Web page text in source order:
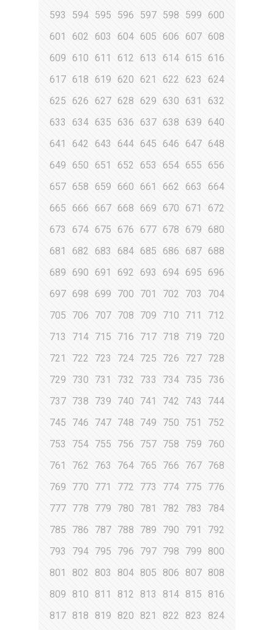
593
594 595 596 597 598 599
600
601
602 603 604 605 606 607 608
609
610 611 612 613 614 615
616
617 618 619 620 621 622 623
624
625
626 627 628 629 630 631
632
633
634 635 636 637 638 639 640
641
642 643 644 645 646 647 648
649
650 651 652 653 654 655 656
657 658 659 660 661 662 663
664
665
666 667 668 669 670 671
672
673
674 675 676 677 678 679
680
681
682 683 684 685 686 687 688
689
690 691 692 693 694 695
696
697 698 699 700 701 702 703
704
705
706 707 708 709 710 711
712
713
714 715 716 717 718 719
720
721
722 723 724 725 726 727 728
729
730 731 732 733 734 735
736
737 738 739 740 741 742 743
744
745
746 747 748 749 750 751
752
753
754 755 756 757 758 759
760
761
762 763 764 765 766 767 768
769
770 771 772 773 774 775
776
777 778 779 780 781 782 783
784
785
786 787 788 789 790 791
792
793
794 795 796 797 798 799
800
801
802 803 804 805 806 807 808
809
810 811 812 813 814 815
816
817 818 819 820 821 822 823
824